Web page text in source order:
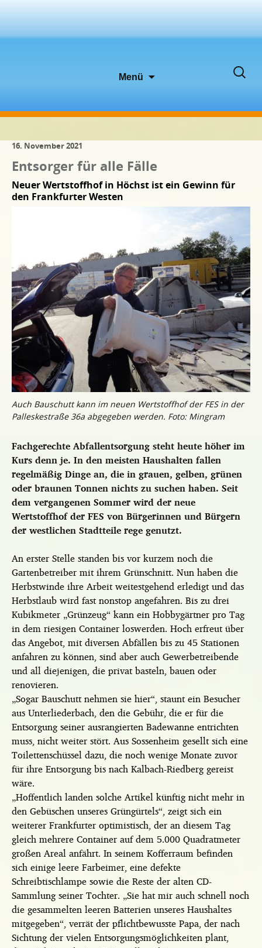
Menü
Suchen
16. November 2021
Entsorger für alle Fälle
Neuer Wertstoffhof in Höchst ist ein Gewinn für
den Frankfurter Westen
Auch Bauschutt kann im neuen Wertstoffhof der FES in der
Palleskestraße 36a abgegeben werden. Foto: Mingram
Fachgerechte Abfallentsorgung steht heute höher im
Kurs denn je. In den meisten Haushalten fallen
regelmäßig Dinge an, die in grauen, gelben, grünen
oder braunen Tonnen nichts zu suchen haben. Seit
dem vergangenen Sommer wird der neue
Wertstoffhof der FES von Bürgerinnen und Bürgern
der westlichen Stadtteile rege genutzt.
An erster Stelle standen bis vor kurzem noch die
Gartenbetreiber mit ihrem Grünschnitt. Nun haben die
Herbstwinde ihre Arbeit weitestgehend erledigt und das
Herbstlaub wird fast nonstop angefahren. Bis zu drei
Kubikmeter „Grünzeug“ kann ein Hobbygärtner pro Tag
in dem riesigen Container loswerden. Hoch erfreut über
das Angebot, mit diversen Abfällen bis zu 45 Stationen
anfahren zu können, sind aber auch Gewerbetreibende
und all diejenigen, die privat basteln, bauen oder
renovieren.
„Sogar Bauschutt nehmen sie hier“, staunt ein Besucher
aus Unterliederbach, den die Gebühr, die er für die
Entsorgung seiner ausrangierten Badewanne entrichten
muss, nicht weiter stört. Aus Sossenheim gesellt sich eine
Toilettenschüssel dazu, die noch wenige Monate zuvor
für ihre Entsorgung bis nach Kalbach-Riedberg gereist
wäre.
„Hoffentlich landen solche Artikel künftig nicht mehr in
den Gebüschen unseres Grüngürtels“, zeigt sich ein
weiterer Frankfurter optimistisch, der an diesem Tag
gleich mehrere Container auf dem 5.000 Quadratmeter
großen Areal anfährt. In seinem Kofferraum befinden
sich einige leere Farbeimer, eine defekte
Schreibtischlampe sowie die Reste der alten CD-
Sammlung seiner Tochter. „Sie hat mir auch schnell noch
die gesammelten leeren Batterien unseres Haushaltes
mitgegeben“, verrät der pflichtbewusste Papa, der nach
Sichtung der vielen Entsorgungsmöglichkeiten plant,